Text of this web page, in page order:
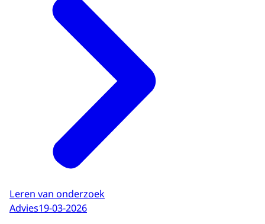
Leren van onderzoek
Advies19-03-2026